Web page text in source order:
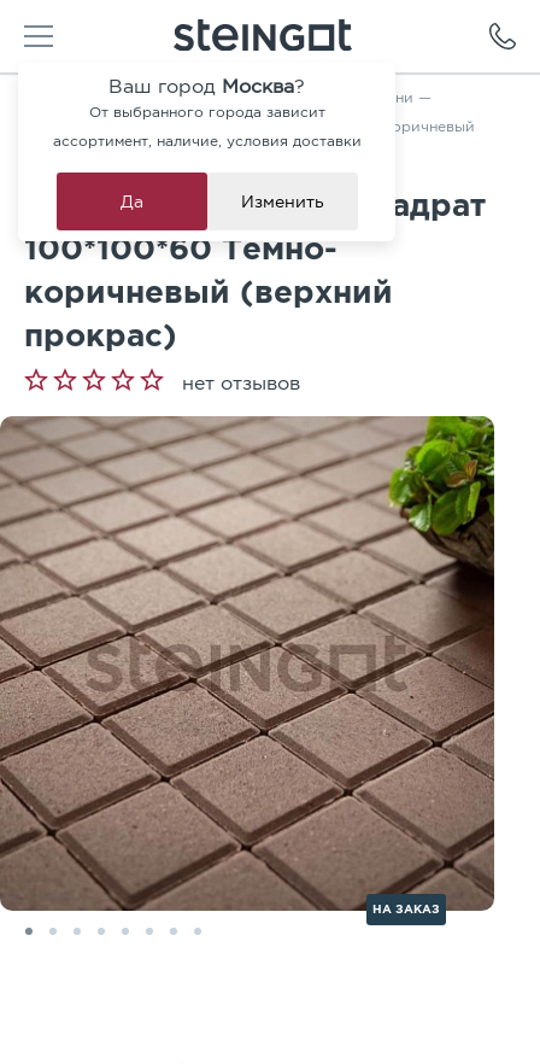
Ваш город Москва?
От выбранного города зависит
ассортимент, наличие, условия доставки
Да Изменить
Каталог — Тротуарная плитка и ступени —
Тротуарная плитка Квадрат 100*100*60 Темно-коричневый
Тротуарная плитка Квадрат
100*100*60 Темно-
коричневый (верхний
прокрас)
нет отзывов
НА ЗАКАЗ